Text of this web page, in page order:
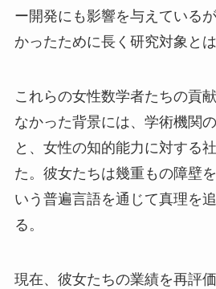
ー開発にも影響を与えている
かったために長く研究対象と
これらの女性数学者たちの貢
なかった背景には、学術機関
と、女性の知的能力に対する
た。彼女たちは幾重もの障壁
いう普遍言語を通じて真理を
る。
現在、彼女たちの業績を再評